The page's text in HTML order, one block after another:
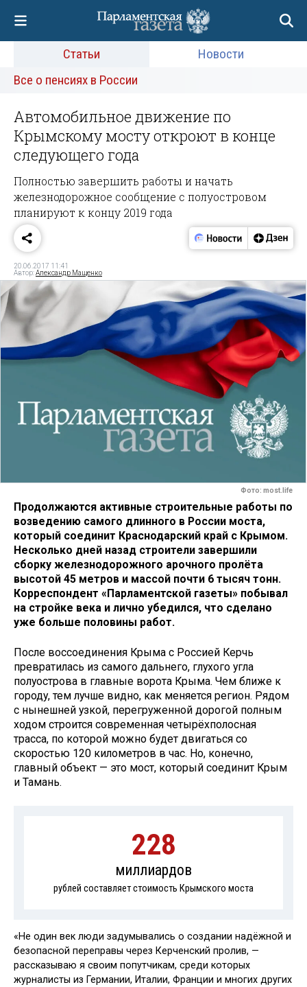
Статьи
Новости
Все о пенсиях в России
Автомобильное движение по
Крымскому мосту откроют в конце
следующего года
Полностью завершить работы и начать
железнодорожное сообщение с полуостровом
планируют к концу 2019 года
20.06.2017 11:41
Автор:Александр Мащенко
Фото: most.life
Продолжаются активные строительные работы по
возведению самого длинного в России моста,
который соединит Краснодарский край с Крымом.
Несколько дней назад строители завершили
сборку железнодорожного арочного пролёта
высотой 45 метров и массой почти 6 тысяч тонн.
Корреспондент «Парламентской газеты» побывал
на стройке века и лично убедился, что сделано
уже больше половины работ.
После воссоединения Крыма с Россией Керчь
превратилась из самого дальнего, глухого угла
полуострова в главные ворота Крыма. Чем ближе к
городу, тем лучше видно, как меняется регион. Рядом
с нынешней узкой, перегруженной дорогой полным
ходом строится современная четырёхполосная
трасса, по которой можно будет двигаться со
скоростью 120 километров в час. Но, конечно,
главный объект — это мост, который соединит Крым
и Тамань.
228
миллиардов
рублей составляет стоимость Крымского моста
«Не один век люди задумывались о создании надёжной и
безопасной переправы через Керченский пролив, —
рассказываю я своим попутчикам, среди которых
журналисты из Германии, Италии, Франции и многих других